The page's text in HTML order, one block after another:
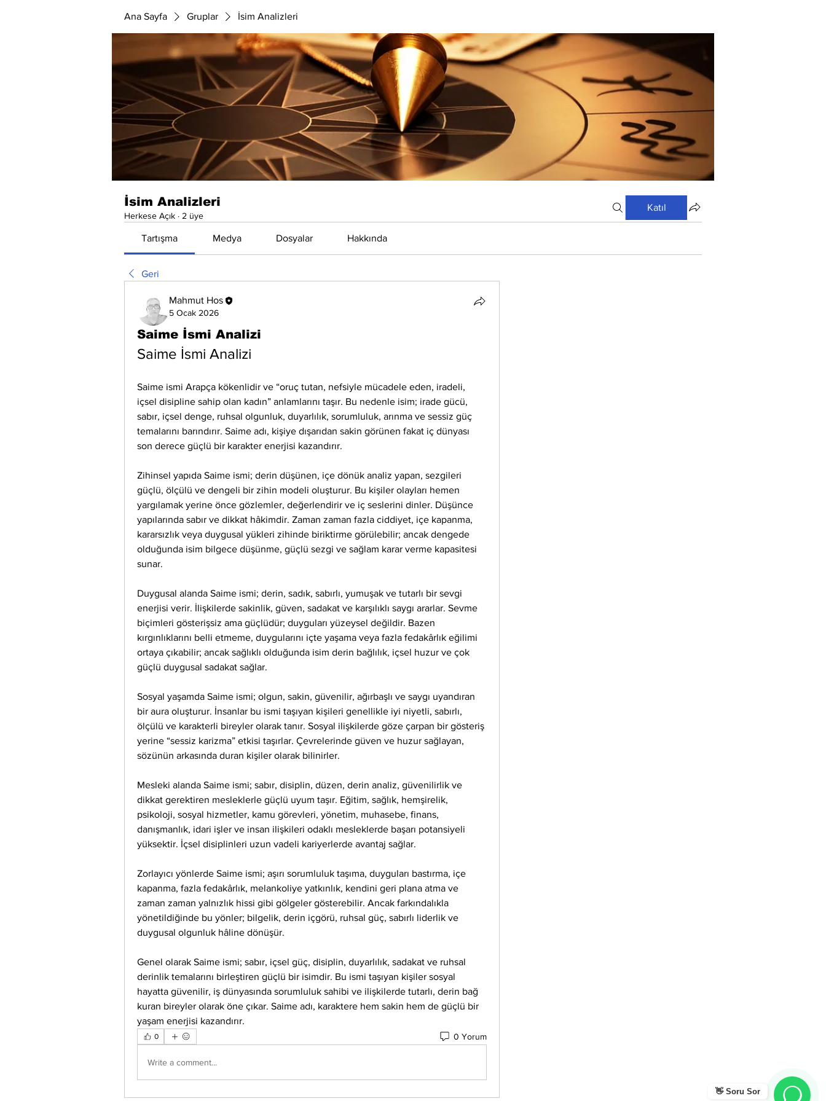
👋 Soru Sor
Ana Sayfa Gruplar İsim Analizleri
İsim Analizleri
Herkese Açık · 2 üye
Katıl
Tartışma Medya Dosyalar Hakkında
Geri
Mahmut Hos
5 Ocak 2026
Saime İsmi Analizi
Saime İsmi Analizi
Saime ismi Arapça kökenlidir ve “oruç tutan, nefsiyle mücadele eden, iradeli,
içsel disipline sahip olan kadın” anlamlarını taşır. Bu nedenle isim; irade gücü,
sabır, içsel denge, ruhsal olgunluk, duyarlılık, sorumluluk, arınma ve sessiz güç
temalarını barındırır. Saime adı, kişiye dışarıdan sakin görünen fakat iç dünyası
son derece güçlü bir karakter enerjisi kazandırır.
Zihinsel yapıda Saime ismi; derin düşünen, içe dönük analiz yapan, sezgileri
güçlü, ölçülü ve dengeli bir zihin modeli oluşturur. Bu kişiler olayları hemen
yargılamak yerine önce gözlemler, değerlendirir ve iç seslerini dinler. Düşünce
yapılarında sabır ve dikkat hâkimdir. Zaman zaman fazla ciddiyet, içe kapanma,
kararsızlık veya duygusal yükleri zihinde biriktirme görülebilir; ancak dengede
olduğunda isim bilgece düşünme, güçlü sezgi ve sağlam karar verme kapasitesi
sunar.
Duygusal alanda Saime ismi; derin, sadık, sabırlı, yumuşak ve tutarlı bir sevgi
enerjisi verir. İlişkilerde sakinlik, güven, sadakat ve karşılıklı saygı ararlar. Sevme
biçimleri gösterişsiz ama güçlüdür; duyguları yüzeysel değildir. Bazen
kırgınlıklarını belli etmeme, duygularını içte yaşama veya fazla fedakârlık eğilimi
ortaya çıkabilir; ancak sağlıklı olduğunda isim derin bağlılık, içsel huzur ve çok
güçlü duygusal sadakat sağlar.
Sosyal yaşamda Saime ismi; olgun, sakin, güvenilir, ağırbaşlı ve saygı uyandıran
bir aura oluşturur. İnsanlar bu ismi taşıyan kişileri genellikle iyi niyetli, sabırlı,
ölçülü ve karakterli bireyler olarak tanır. Sosyal ilişkilerde göze çarpan bir gösteriş
yerine “sessiz karizma” etkisi taşırlar. Çevrelerinde güven ve huzur sağlayan,
sözünün arkasında duran kişiler olarak bilinirler.
Mesleki alanda Saime ismi; sabır, disiplin, düzen, derin analiz, güvenilirlik ve
dikkat gerektiren mesleklerle güçlü uyum taşır. Eğitim, sağlık, hemşirelik,
psikoloji, sosyal hizmetler, kamu görevleri, yönetim, muhasebe, finans,
danışmanlık, idari işler ve insan ilişkileri odaklı mesleklerde başarı potansiyeli
yüksektir. İçsel disiplinleri uzun vadeli kariyerlerde avantaj sağlar.
Zorlayıcı yönlerde Saime ismi; aşırı sorumluluk taşıma, duyguları bastırma, içe
kapanma, fazla fedakârlık, melankoliye yatkınlık, kendini geri plana atma ve
zaman zaman yalnızlık hissi gibi gölgeler gösterebilir. Ancak farkındalıkla
yönetildiğinde bu yönler; bilgelik, derin içgörü, ruhsal güç, sabırlı liderlik ve
duygusal olgunluk hâline dönüşür.
Genel olarak Saime ismi; sabır, içsel güç, disiplin, duyarlılık, sadakat ve ruhsal
derinlik temalarını birleştiren güçlü bir isimdir. Bu ismi taşıyan kişiler sosyal
hayatta güvenilir, iş dünyasında sorumluluk sahibi ve ilişkilerde tutarlı, derin bağ
kuran bireyler olarak öne çıkar. Saime adı, karaktere hem sakin hem de güçlü bir
yaşam enerjisi kazandırır.
0 0 Yorum
Write a comment...